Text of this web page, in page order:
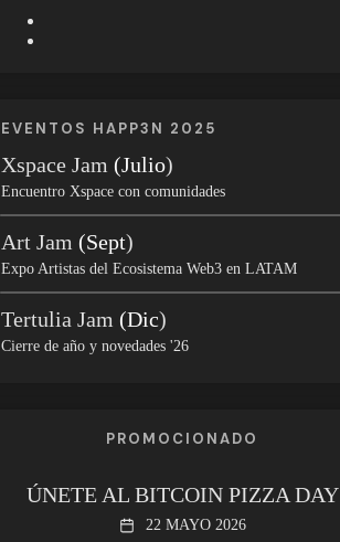
EVENTOS HAPP3N 2025
Xspace Jam (Julio)
Encuentro Xspace con comunidades
Art Jam (Sept)
Expo Artistas del Ecosistema Web3 en LATAM
Tertulia Jam (Dic)
Cierre de año y novedades '26
PROMOCIONADO
ÚNETE AL BITCOIN PIZZA DAY
22 MAYO 2026